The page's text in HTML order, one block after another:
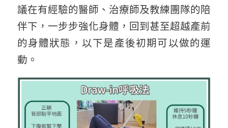
議在有經驗的醫師、治療師及教練團隊的陪
伴下，一步步強化身體，回到甚至超越產前
的身體狀態，以下是產後初期可以做的運
動。